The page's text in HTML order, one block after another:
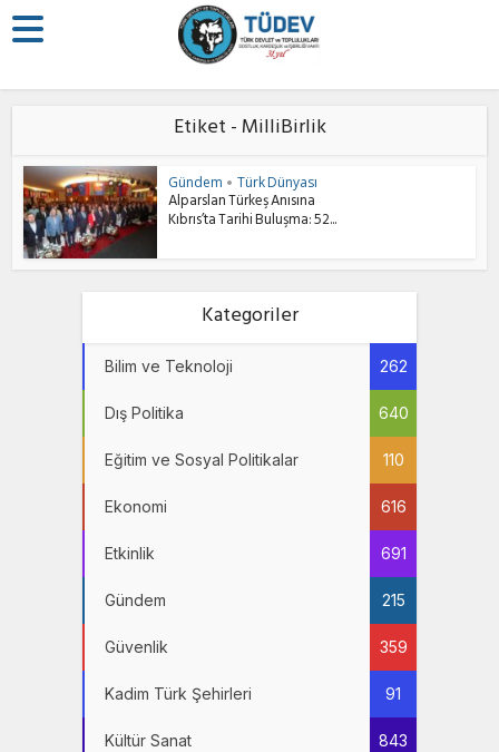
Etiket - MilliBirlik
Gündem • Türk Dünyası
Alparslan Türkeş Anısına
Kıbrıs’ta Tarihi Buluşma: 52...
Kategoriler
Bilim ve Teknoloji 262
Dış Politika 640
Eğitim ve Sosyal Politikalar 110
Ekonomi 616
Etkinlik 691
Gündem 215
Güvenlik 359
Kadim Türk Şehirleri 91
Kültür Sanat 843